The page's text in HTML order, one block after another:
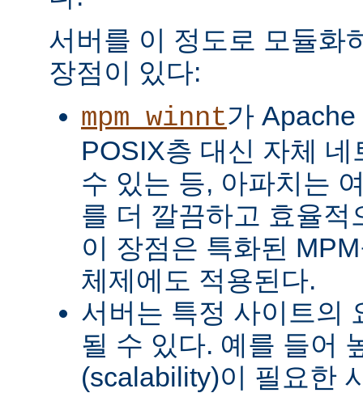
서버를 이 정도로 모듈화
장점이 있다:
mpm_winnt가
POSIX층 대신 자체
수 있는 등, 아파치는
를 더 깔끔하고 효율적
이 장점은 특화된
체제에도 적용된다.
서버는 특정 사이트의
될 수 있다. 예를 들어
(scalability)이 필요한